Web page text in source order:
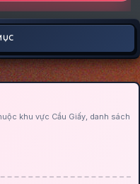
khu vực Cầu Giấy, danh sách